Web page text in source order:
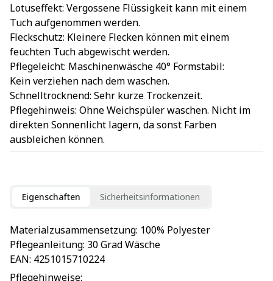
Lotuseffekt: Vergossene Flüssigkeit kann mit einem
Tuch aufgenommen werden.
Fleckschutz: Kleinere Flecken können mit einem
feuchten Tuch abgewischt werden.
Pflegeleicht: Maschinenwäsche 40° Formstabil:
Kein verziehen nach dem waschen.
Schnelltrocknend: Sehr kurze Trockenzeit.
Pflegehinweis: Ohne Weichspüler waschen. Nicht im
direkten Sonnenlicht lagern, da sonst Farben
ausbleichen können.
Eigenschaften Sicherheitsinformationen
Materialzusammensetzung: 100% Polyester
Pflegeanleitung: 30 Grad Wäsche
EAN: 4251015710224
Pflegehinweise: